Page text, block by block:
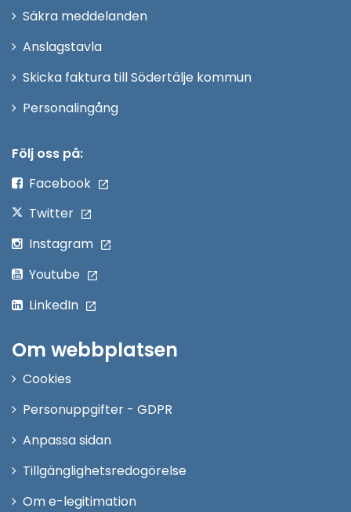
fönster
Säkra meddelanden
Anslagstavla
Skicka faktura till Södertälje kommun
PersonalingångÖppna
Följ oss på:
Facebook
Twitter
Instagram
Youtube
LinkedIn
Om webbplatsen
Cookies
Personuppgifter - GDPR
Anpassa sidan
Tillgänglighetsredogörelse
Om e-legitimation